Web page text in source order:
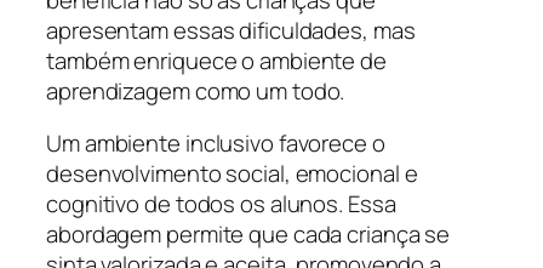
apresentam essas dificuldades, mas
também enriquece o ambiente de
aprendizagem como um todo.
Um ambiente inclusivo favorece o
desenvolvimento social, emocional e
cognitivo de todos os alunos. Essa
abordagem permite que cada criança se